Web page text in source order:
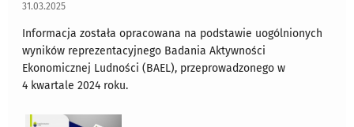
31.03.2025
Informacja została opracowana na podstawie uogólnionych
wyników reprezentacyjnego Badania Aktywności
Ekonomicznej Ludności (BAEL), przeprowadzonego w
4 kwartale 2024 roku.